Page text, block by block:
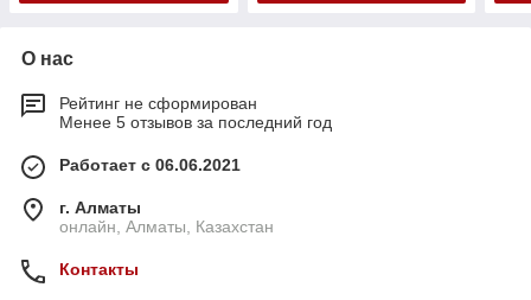
О нас
Рейтинг не сформирован
Менее 5 отзывов за последний год
Работает с 06.06.2021
г. Алматы
онлайн, Алматы, Казахстан
Контакты